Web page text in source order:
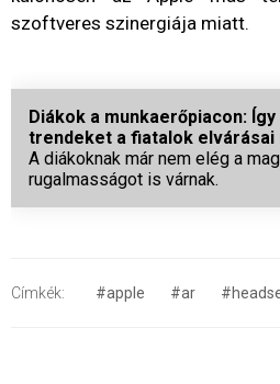
szoftveres szinergiája miatt.
Diákok a munkaerőpiacon:
trendeket a fiatalok elvárásai
A diákoknak már nem elég a
rugalmasságot is várnak.
Címkék: #apple #ar